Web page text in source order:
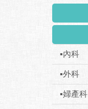
▪內科
▪外科
▪婦產科